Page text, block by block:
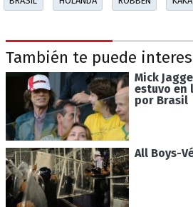
También te puede
Mick
estuvo en
por Brasil
All Boys-